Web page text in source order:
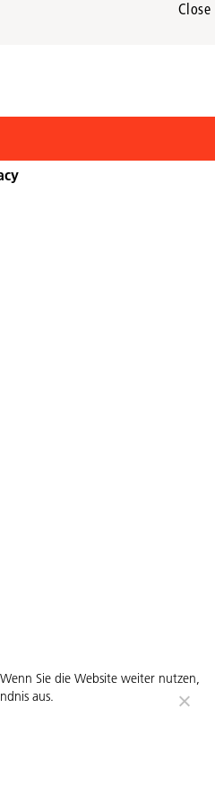
Close
Sie die Website weiter nutzen,
aus.